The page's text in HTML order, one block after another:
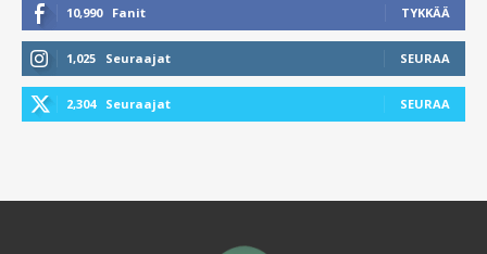
10,990 Fanit TYKKÄÄ
1,025 Seuraajat SEURAA
2,304 Seuraajat SEURAA